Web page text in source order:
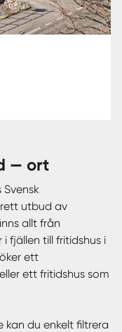
— ort
utbud av
allt från
fjällen till fritidshus i
ett
ett fritidshus som
kan du enkelt filtrera